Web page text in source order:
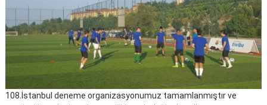
108.İstanbul deneme organizasyonumuz tamamlanmıştır ve